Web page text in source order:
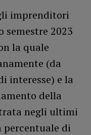
imprenditori
semestre 2023
la quale
(da
interesse) e la
della
negli ultimi
percentuale di